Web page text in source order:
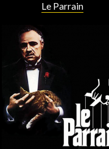
Le Parrain